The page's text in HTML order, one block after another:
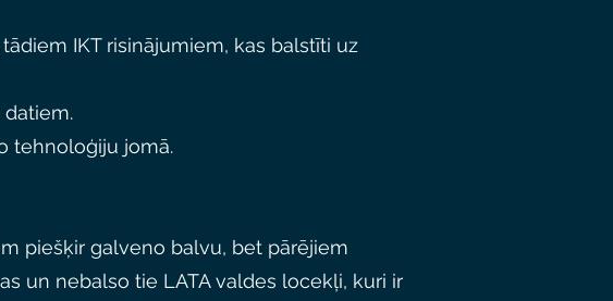
IKT risinājumiem, kas balstīti uz
tehnoloģiju jomā.
piešķir galveno balvu, bet pārējiem
un nebalso tie LATA valdes locekļi, kuri ir